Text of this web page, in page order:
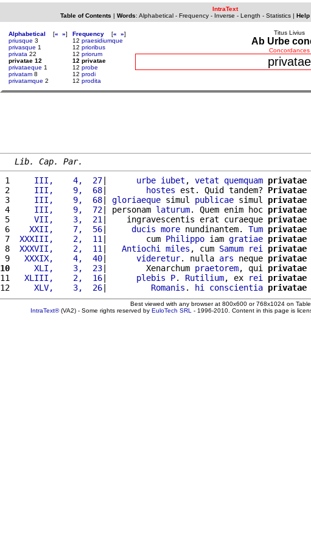
IntraText
Table of Contents | Words: Alphabetical- Frequency- Inverse - Length - Statistics| Help
Alphabetical [« »]
priusque 3
privasque 1
privata 22
privatae 12
privataeque 1
privatam 8
privatamque 2
Frequency [« »]
12 praesidiumque
12 prioribus
12 priorum
12 privatae
12 probe
12 prodi
12 prodita
Titus Livius
Ab Urbe
Concordances
privatae
Lib. Cap. Par.
1
    III,    4,  27
| urbe iubet , vetat quemquam privatae
2
    III,    9,  68
| hostes est. Quid tandem? Privatae
3
    III,    9,  68
| gloriaeque simul publicae simul privatae
4
    III,    9,  72
| personam laturum. Quem enim hoc privatae
5
    VII,    3,  21
|    ingravescentis erat curaeque privatae
6
   XXII,    7,  56
| ducis more nundinantem. Tum privatae
7
XXXIII,    2,  11 |        cum Philippo iam gratiae privatae
8
XXXVII,    2,  11 | Antiochi miles , cum Samum rei privatae
9
  XXXIX,    4,  40
| videretur. nulla ars neque privatae
10
    XLI,    3,  23
|        Xenarchum praetorem, qui privatae
11
  XLIII,    2,  16
| plebis P. Rutilium, ex rei privatae
12
    XLV,    3,  26
| Romanis . hi conscientia privatae
Best viewed with any browser at 800x600 or 768x1024 on
IntraText®(VA2) - Some rights reserved by EuloTech SRL - 1996-2010. Content in this page is